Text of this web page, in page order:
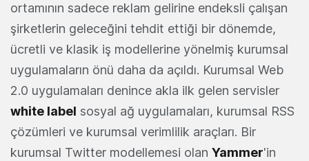
ortamının sadece reklam gelirine endeksli çalışan
şirketlerin geleceğini tehdit ettiği bir dönemde,
ücretli ve klasik iş modellerine yönelmiş kurumsal
uygulamaların önü daha da açıldı. Kurumsal Web
2.0 uygulamaları denince akla ilk gelen servisler
white label sosyal ağ uygulamaları, kurumsal RSS
çözümleri ve kurumsal verimlilik araçları. Bir
kurumsal Twitter modellemesi olan Yammer'in